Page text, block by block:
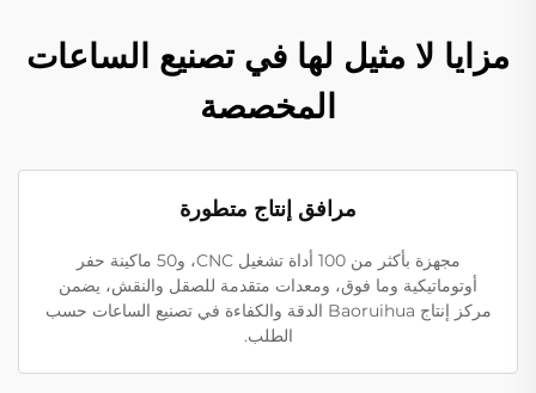
مزايا لا مثيل لها في تصنيع الساعات
المخصصة
مرافق إنتاج متطورة
مجهزة بأكثر من 100 أداة تشغيل CNC، و50 ماكينة حفر
أوتوماتيكية وما فوق، ومعدات متقدمة للصقل والنقش، يضمن
مركز إنتاج Baoruihua الدقة والكفاءة في تصنيع الساعات حسب
الطلب.